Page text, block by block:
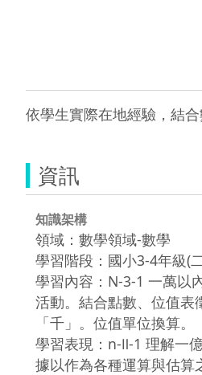
依學生實際在地經驗，結
資訊
知識架構
領域：數學領域-數學
學習階段：國小3-4年級(
學習內容：N-3-1 一萬以
活動。結合點數、位值表
「千」。位值單位換算。
學習表現：n-Ⅱ-1 理解一
據以作為各種運算與估算